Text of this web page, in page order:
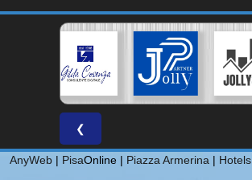
❮
AnyWeb | PisaOnline | Piazza Armerina |